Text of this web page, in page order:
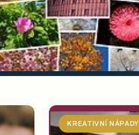
KREATIVNÍ NÁPADY